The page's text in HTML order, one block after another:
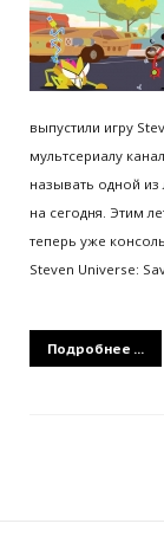
выпустили игру
мультсериалу
называть одной
на сегодня. Этим
теперь уже
Steven Universe:
Подробнее ...